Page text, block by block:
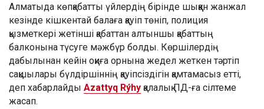
Алматыда көпқабатты үйлердің бірінде шыққан жанжал
кезінде кішкентай балаға қауіп төніп, полиция
қызметкері жетінші қабаттан алтыншы қабаттың
балконына түсуге мәжбүр болды. Көршілердің
дабылынан кейін оқиға орнына жедел жеткен тәртіп
сақшылары бүлдіршіннің қауіпсіздігін қамтамасыз етті,
деп хабарлайды Azattyq Rýhy қалалық ПД-ға сілтеме
жасап.